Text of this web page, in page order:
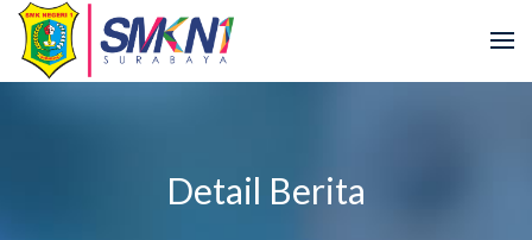
Detail Berita